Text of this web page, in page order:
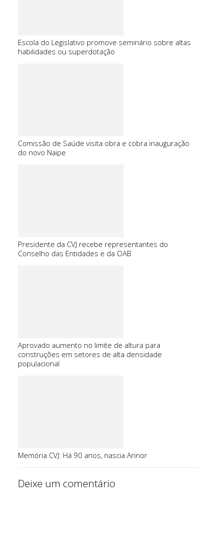
Escola do Legislativo promove seminário sobre altas
habilidades ou superdotação
Comissão de Saúde visita obra e cobra inauguração
do novo Naipe
Presidente da CVJ recebe representantes do
Conselho das Entidades e da OAB
Aprovado aumento no limite de altura para
construções em setores de alta densidade
populacional
Memória CVJ: Há 90 anos, nascia Arinor
Deixe um comentário